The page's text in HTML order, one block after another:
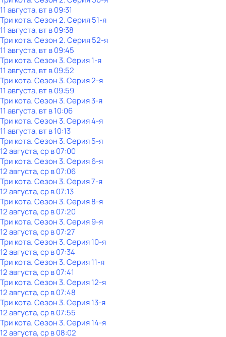
11 августа, вт в 09:31
Три кота. Сезон 2. Серия 51-я
11 августа, вт в 09:38
Три кота. Сезон 2. Серия 52-я
11 августа, вт в 09:45
Три кота. Сезон 3. Серия 1-я
11 августа, вт в 09:52
Три кота. Сезон 3. Серия 2-я
11 августа, вт в 09:59
Три кота. Сезон 3. Серия 3-я
11 августа, вт в 10:06
Три кота. Сезон 3. Серия 4-я
11 августа, вт в 10:13
Три кота. Сезон 3. Серия 5-я
12 августа, ср в 07:00
Три кота. Сезон 3. Серия 6-я
12 августа, ср в 07:06
Три кота. Сезон 3. Серия 7-я
12 августа, ср в 07:13
Три кота. Сезон 3. Серия 8-я
12 августа, ср в 07:20
Три кота. Сезон 3. Серия 9-я
12 августа, ср в 07:27
Три кота. Сезон 3. Серия 10-я
12 августа, ср в 07:34
Три кота. Сезон 3. Серия 11-я
12 августа, ср в 07:41
Три кота. Сезон 3. Серия 12-я
12 августа, ср в 07:48
Три кота. Сезон 3. Серия 13-я
12 августа, ср в 07:55
Три кота. Сезон 3. Серия 14-я
12 августа, ср в 08:02